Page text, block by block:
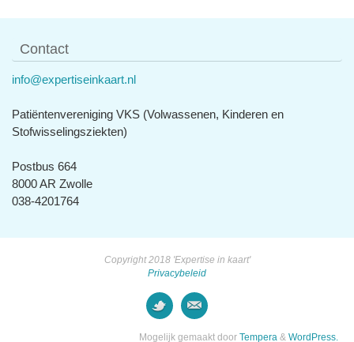
Contact
info@expertiseinkaart.nl
Patiëntenvereniging VKS (Volwassenen, Kinderen en
Stofwisselingsziekten)
Postbus 664
8000 AR Zwolle
038-4201764
Copyright 2018 'Expertise in kaart'
Privacybeleid
Mogelijk gemaakt door Tempera & WordPress.